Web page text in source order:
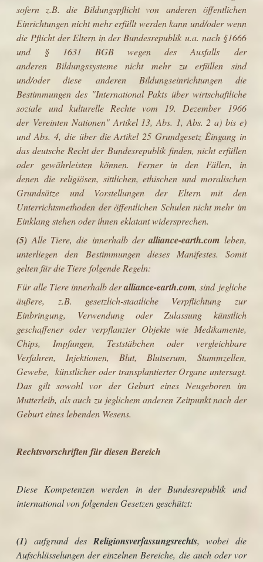
sofern z.B. die Bildungspflicht von anderen öffentlichen
Einrichtungen nicht mehr erfüllt werden kann und/oder wenn
die Pflicht der Eltern in der Bundesrepublik u.a. nach §1666
und § 1631 BGB wegen des Ausfalls der
anderen Bildungssysteme nicht mehr zu erfüllen sind
und/oder diese anderen Bildungseinrichtungen die
Bestimmungen des "International Pakts über wirtschaftliche
soziale und kulturelle Rechte vom 19. Dezember 1966
der Vereinten Nationen" Artikel 13, Abs. 1, Abs. 2 a) bis e)
und Abs. 4, die über die Artikel 25 Grundgesetz Éingang in
das deutsche Recht der Bundesrepublik finden, nicht erfüllen
oder gewährleisten können. Ferner in den Fällen, in
denen die religiösen, sittlichen, ethischen und moralischen
Grundsätze und Vorstellungen der Eltern mit den
Unterrichtsmethoden der öffentlichen Schulen nicht mehr im
Einklang stehen oder ihnen eklatant widersprechen.
(5) Alle Tiere, die innerhalb deralliance-earth.com leben,
unterliegen den Bestimmungen dieses Manifestes. Somit
gelten für die Tiere folgende Regeln:
Für alle Tiere innerhalb deralliance-earth.com, sind jegliche
äußere, z.B. gesetzlich-staatliche Verpflichtung zur
Einbringung, Verwendung oder Zulassung künstlich
geschaffener oder verpflanzter Objekte wie Medikamente,
Chips, Impfungen, Teststäbchen oder vergleichbare
Verfahren, Injektionen, Blut, Blutserum, Stammzellen,
Gewebe, künstlicher oder transplantierter Organe untersagt.
Das gilt sowohl vor der Geburt eines Neugeboren im
Mutterleib, als auch zu jeglichem anderen Zeitpunkt nach der
Geburt eines lebenden Wesens.
Rechtsvorschriften für diesen Bereich
Diese Kompetenzen werden in der Bundesrepublik und
internationalvon folgenden Gesetzen geschützt:
(1) aufgrund desReligionsverfassungsrechts, wobei die
Aufschlüsselungen der einzelnen Bereiche, die auch oder vor